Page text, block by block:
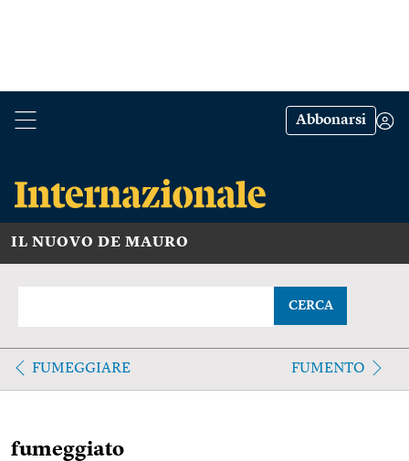
Abbonarsi
IL NUOVO DE MAURO
CERCA
FUMEGGIARE FUMENTO
fumeggiato